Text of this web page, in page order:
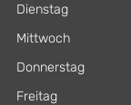
Dienstag
Mittwoch
Donnerstag
Freitag